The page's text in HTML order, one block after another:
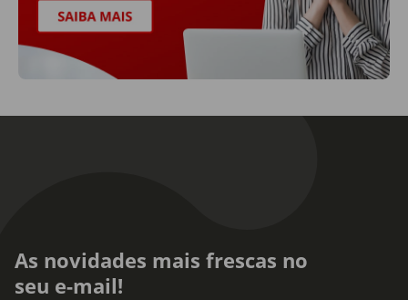
As novidades mais frescas no
seu e-mail!